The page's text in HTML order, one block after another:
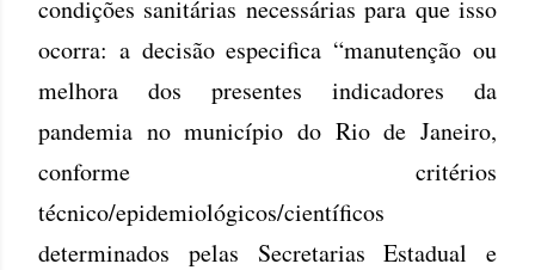
condições sanitárias necessárias para que isso
ocorra: a decisão especifica “manutenção ou
melhora dos presentes indicadores da
pandemia no município do Rio de Janeiro,
conforme critérios
técnico/epidemiológicos/científicos
determinados pelas Secretarias Estadual e